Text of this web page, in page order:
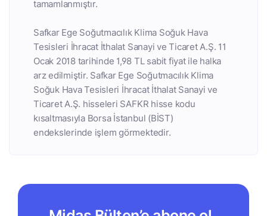
tamamlanmıştır.
Safkar Ege Soğutmacılık Klima Soğuk Hava
Tesisleri İhracat İthalat Sanayi ve Ticaret A.Ş. 11
Ocak 2018 tarihinde 1,98 TL sabit fiyat ile halka
arz edilmiştir. Safkar Ege Soğutmacılık Klima
Soğuk Hava Tesisleri İhracat İthalat Sanayi ve
Ticaret A.Ş. hisseleri SAFKR hisse kodu
kısaltmasıyla Borsa İstanbul (BİST)
endekslerinde işlem görmektedir.